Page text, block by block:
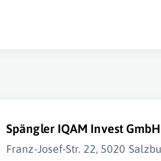
Spängler IQAM Invest GmbH
Franz-Josef-Str. 22, 5020